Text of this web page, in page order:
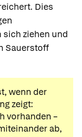
Dies
ziehen und
Sauerstoff
wenn der
zeigt:
vorhanden –
ab,